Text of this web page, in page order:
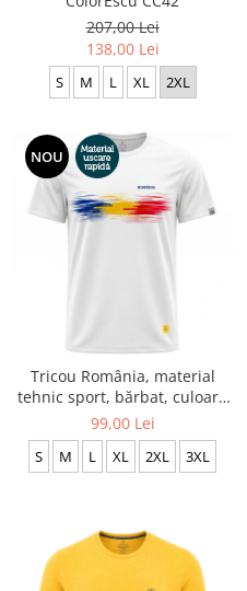
207,00 Lei
138,00 Lei
S M L XL 2XL
NOU
Tricou România, material
tehnic sport, bărbat, culoare
albă CS69
99,00 Lei
S M L XL 2XL 3XL